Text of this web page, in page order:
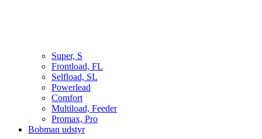
Super, S
Frontload, FL
Selfload, SL
Powerlead
Comfort
Multiload, Feeder
Promax, Pro
Bobman udstyr